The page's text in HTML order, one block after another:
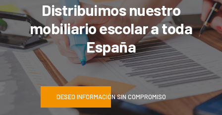
Distribuimos nuestro
mobiliario escolar a toda
España
DESEO INFORMACIÓN SIN COMPROMISO